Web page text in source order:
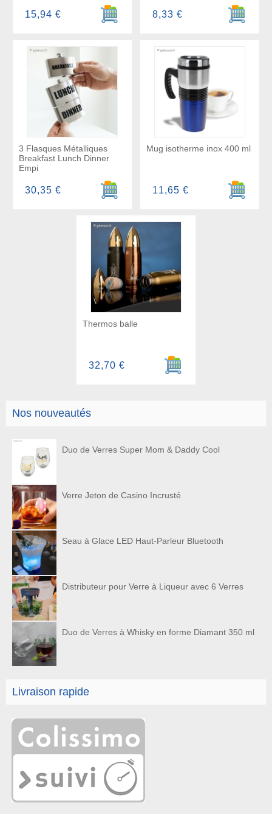
Nos nouveautés
Duo de Verres Super Mom & Daddy Cool
Verre Jeton de Casino Incrusté
Seau à Glace LED Haut-Parleur Bluetooth
Distributeur pour Verre à Liqueur avec 6 Verres
Duo de Verres à Whisky en forme Diamant 350 ml
Livraison rapide
Ajouter au panier
15,94 €
Ajouter
8,33 €
3 Flasques Métalliques
Breakfast Lunch Dinner
Empi
Ajouter au panier
30,35 €
Mug isotherme inox 400 ml
Ajouter
11,65 €
Thermos balle
Ajouter au panier
32,70 €